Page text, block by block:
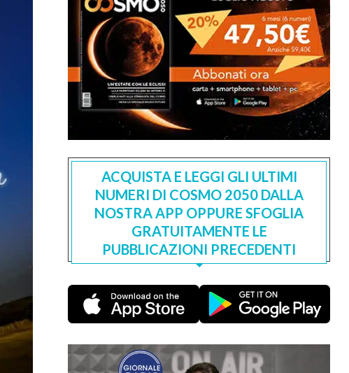
ACQUISTA E LEGGI GLI ULTIMI
NUMERI DI COSMO 2050 DALLA
NOSTRA APP OPPURE SFOGLIA
GRATUITAMENTE LE
PUBBLICAZIONI PRECEDENTI